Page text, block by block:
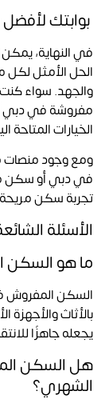
بوابتك
في النهاية،
الحل الأمثل لكل
والجهد. سواء
مفروشة في دبي
الخيارات
ومع وجود
في دبي أوسكن
تجربة سكن
الأسئلة
ما هو
السكن المفروش
بالأثاث والأجهزة
يجعله جاهزًا
هل السكن
الشهري؟